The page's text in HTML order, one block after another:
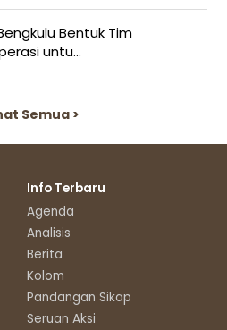
Bentuk Tim
untu...
Semua >
Info Terbaru
Agenda
Analisis
Berita
Kolom
Pandangan Sikap
Seruan Aksi